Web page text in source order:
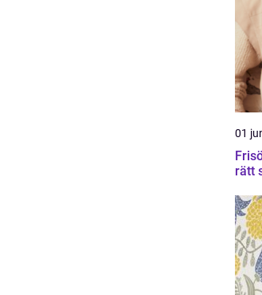
01
Frisör
rätt